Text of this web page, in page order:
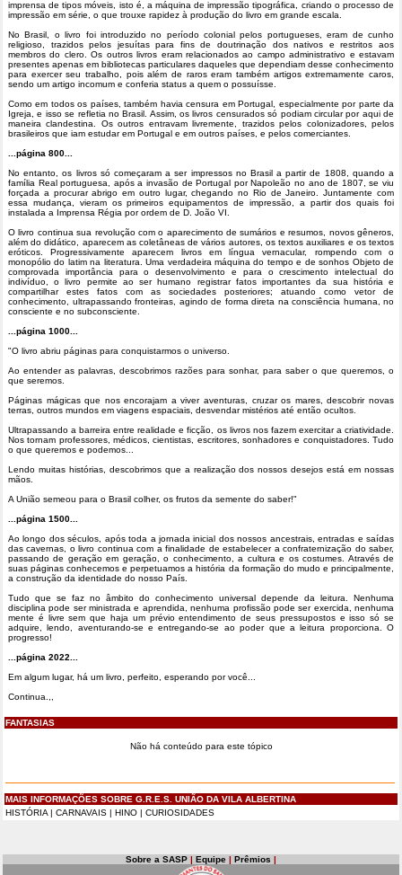
imprensa de tipos móveis, isto é, a máquina de impressão tipográfica, criando o processo de
impressão em série, o que trouxe rapidez à produção do livro em grande escala.
No Brasil, o livro foi introduzido no período colonial pelos portugueses, eram de cunho
religioso, trazidos pelos jesuítas para fins de doutrinação dos nativos e restritos aos
membros do clero. Os outros livros eram relacionados ao campo administrativo e estavam
presentes apenas em bibliotecas particulares daqueles que dependiam desse conhecimento
para exercer seu trabalho, pois além de raros eram também artigos extremamente caros,
sendo um artigo incomum e conferia status a quem o possuísse.
Como em todos os países, também havia censura em Portugal, especialmente por parte da
Igreja, e isso se refletia no Brasil. Assim, os livros censurados só podiam circular por aqui de
maneira clandestina. Os outros entravam livremente, trazidos pelos colonizadores, pelos
brasileiros que iam estudar em Portugal e em outros países, e pelos comerciantes.
...página 800...
No entanto, os livros só começaram a ser impressos no Brasil a partir de 1808, quando a
família Real portuguesa, após a invasão de Portugal por Napoleão no ano de 1807, se viu
forçada a procurar abrigo em outro lugar, chegando no Rio de Janeiro. Juntamente com
essa mudança, vieram os primeiros equipamentos de impressão, a partir dos quais foi
instalada a Imprensa Régia por ordem de D. João VI.
O livro continua sua revolução com o aparecimento de sumários e resumos, novos gêneros,
além do didático, aparecem as coletâneas de vários autores, os textos auxiliares e os textos
eróticos. Progressivamente aparecem livros em língua vernacular, rompendo com o
monopólio do latim na literatura. Uma verdadeira máquina do tempo e de sonhos Objeto de
comprovada importância para o desenvolvimento e para o crescimento intelectual do
indivíduo, o livro permite ao ser humano registrar fatos importantes da sua história e
compartilhar estes fatos com as sociedades posteriores; atuando como vetor de
conhecimento, ultrapassando fronteiras, agindo de forma direta na consciência humana, no
consciente e no subconsciente.
...página 1000...
"O livro abriu páginas para conquistarmos o universo.
Ao entender as palavras, descobrimos razões para sonhar, para saber o que queremos, o
que seremos.
Páginas mágicas que nos encorajam a viver aventuras, cruzar os mares, descobrir novas
terras, outros mundos em viagens espaciais, desvendar mistérios até então ocultos.
Ultrapassando a barreira entre realidade e ficção, os livros nos fazem exercitar a criatividade.
Nos tornam professores, médicos, cientistas, escritores, sonhadores e conquistadores. Tudo
o que queremos e podemos...
Lendo muitas histórias, descobrimos que a realização dos nossos desejos está em nossas
mãos.
A União semeou para o Brasil colher, os frutos da semente do saber!"
...página 1500...
Ao longo dos séculos, após toda a jornada inicial dos nossos ancestrais, entradas e saídas
das cavernas, o livro continua com a finalidade de estabelecer a confraternização do saber,
passando de geração em geração, o conhecimento, a cultura e os costumes. Através de
suas páginas conhecemos e perpetuamos a história da formação do mudo e principalmente,
a construção da identidade do nosso País.
Tudo que se faz no âmbito do conhecimento universal depende da leitura. Nenhuma
disciplina pode ser ministrada e aprendida, nenhuma profissão pode ser exercida, nenhuma
mente é livre sem que haja um prévio entendimento de seus pressupostos e isso só se
adquire, lendo, aventurando-se e entregando-se ao poder que a leitura proporciona. O
progresso!
...página 2022...
Em algum lugar, há um livro, perfeito, esperando por você...
Continua.,,
FANTASIAS
Não há conteúdo para este tópico
MAIS INFORMAÇÕES SOBRE G.R.E.S. UNIÃO DA VILA ALBERTINA
HISTÓRIA | CARNAVAIS | HINO | CURIOSIDADES
Sobre a SASP | Equipe | Prêmios |